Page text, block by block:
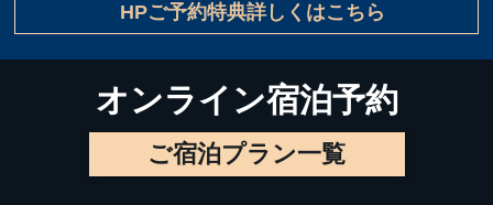
HPご予約特典詳しくはこちら
オンライン宿泊予約
ご宿泊プラン一覧